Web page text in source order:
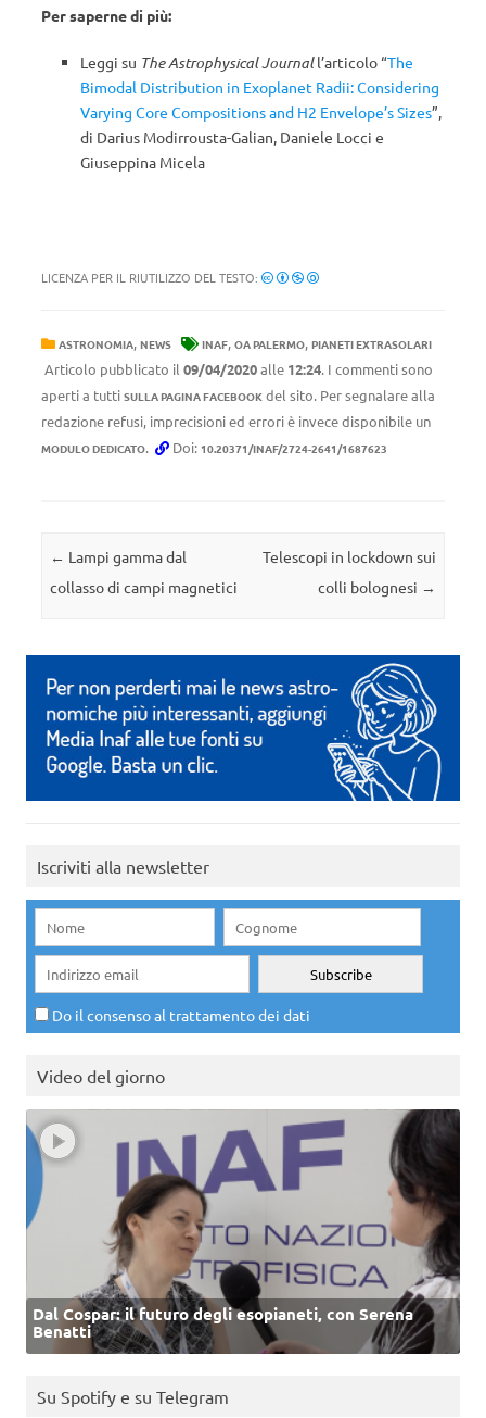
Per saperne di più:
Leggi su The Astrophysical Journall’articolo “The
Bimodal Distribution in Exoplanet Radii: Considering
Varying Core Compositions and H2 Envelope’s Sizes”,
di Darius Modirrousta-Galian, Daniele Locci e
Giuseppina Micela
LICENZA PER IL RIUTILIZZO DEL TESTO:
ASTRONOMIA, NEWS INAF, OA PALERMO, PIANETI EXTRASOLARI
Articolo pubblicato il 09/04/2020alle 12:24. I commenti sono
aperti a tutti SULLA PAGINA FACEBOOK del sito. Per segnalare alla
redazione refusi, imprecisioni ed errori è invece disponibile un
MODULO DEDICATO. Doi: 10.20371/INAF/2724-2641/1687623
Navigazione articolo
← Lampi gamma dal
collasso di campi magnetici
Telescopi in lockdown sui
colli bolognesi →
Iscriviti alla newsletter
Do il consenso al trattamento dei dati
Video del giorno
Dal Cospar: il futuro degli esopianeti, con Serena
Benatti
Su Spotify e su Telegram